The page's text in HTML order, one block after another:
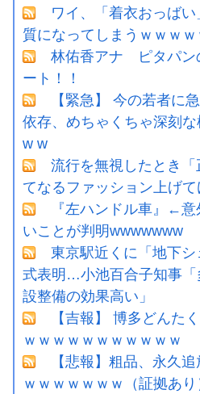
ワイ、「着衣おっば
質になってしまうｗｗｗｗ
林佑香アナ ピタパン
ート！！
【緊急】 今の若者に
依存、めちゃくちゃ深刻
w w
流行を無視したとき
てなるファッション上げて
『左ハンドル車』←
いことが判明wwwwwww
東京駅近くに「地下
式表明…小池百合子知事「
設整備の効果高い」
【吉報】 博多どんた
ｗｗｗｗｗｗｗｗｗｗｗ
【悲報】粗品、永久
ｗｗｗｗｗｗｗ（証拠あり